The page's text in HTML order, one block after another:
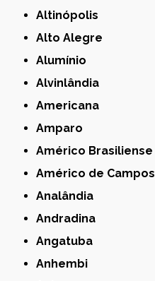
Altinópolis
Alto Alegre
Alumínio
Alvinlândia
Americana
Amparo
Américo Brasiliense
Américo de Campos
Analândia
Andradina
Angatuba
Anhembi